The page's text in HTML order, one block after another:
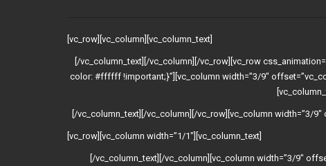
[vc_row][vc_column][vc_column_text]
[/vc_column_text][/vc_column][/vc_row][vc_row
color: #ffffff !important;}”][vc_column width=”3/9″
[/vc_column_text][/vc_column][/vc_row][vc_column width=”3/
[vc_row][vc_column width=”1/1″][vc_column_text]
[/vc_column_text][/vc_column][vc_column width=”3/9″